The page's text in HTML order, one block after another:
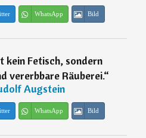
WhatsApp Bild
kein Fetisch, sondern
vererbbare Räuberei.“
Augstein
WhatsApp Bild